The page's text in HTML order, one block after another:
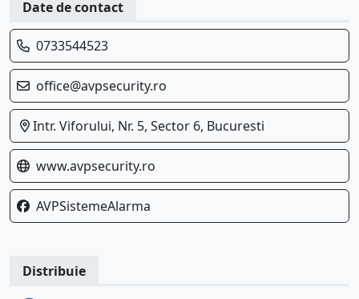
Date de contact
0733544523
office@avpsecurity.ro
Intr. Viforului, Nr. 5, Sector 6, Bucuresti
www.avpsecurity.ro
AVPSistemeAlarma
Distribuie